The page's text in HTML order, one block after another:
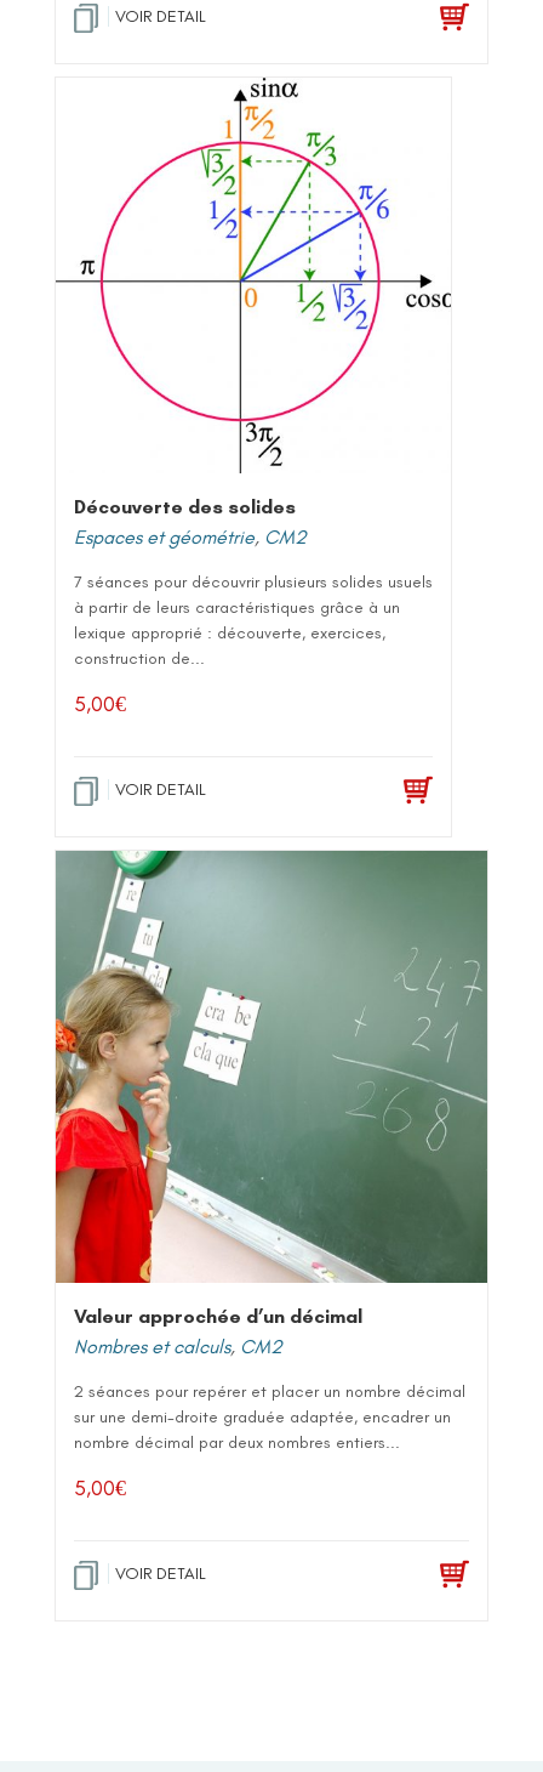
VOIR DETAIL
Découverte des solides
Espaces et géométrie, CM2
7 séances pour découvrir plusieurs solides usuels
à partir de leurs caractéristiques grâce à un
lexique approprié : découverte, exercices,
construction de...
5,00€
VOIR DETAIL
Valeur approchée d’un décimal
Nombres et calculs, CM2
2 séances pour repérer et placer un nombre décimal
sur une demi-droite graduée adaptée, encadrer un
nombre décimal par deux nombres entiers...
5,00€
VOIR DETAIL